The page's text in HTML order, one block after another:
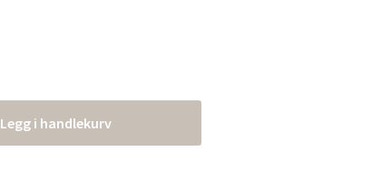
Legg i handlekurv